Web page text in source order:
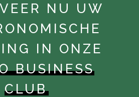
NU UW
IN ONZE
BUSINESS
CLUB